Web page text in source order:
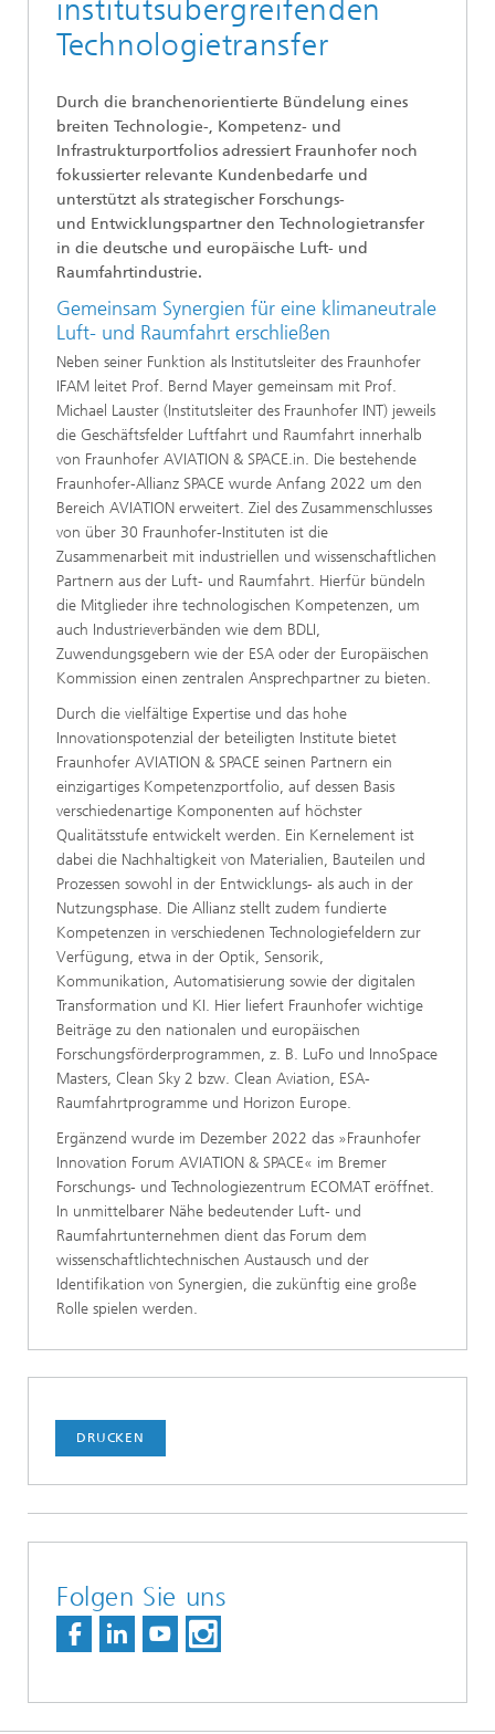
institutsübergreifenden
Technologietransfer
Durch die branchenorientierte Bündelung eines
breiten Technologie-, Kompetenz- und
Infrastrukturportfolios adressiert Fraunhofer noch
fokussierter relevante Kundenbedarfe und
unterstützt als strategischer Forschungs-
und Entwicklungspartner den Technologietransfer
in die deutsche und europäische Luft- und
Raumfahrtindustrie.
Gemeinsam Synergien für eine klimaneutrale
Luft- und Raumfahrt erschließen
Neben seiner Funktion als Institutsleiter des Fraunhofer
IFAM leitet Prof. Bernd Mayer gemeinsam mit Prof.
Michael Lauster (Institutsleiter des Fraunhofer INT) jeweils
die Geschäftsfelder Luftfahrt und Raumfahrt innerhalb
von Fraunhofer AVIATION & SPACE.in. Die bestehende
Fraunhofer-Allianz SPACE wurde Anfang 2022 um den
Bereich AVIATION erweitert. Ziel des Zusammenschlusses
von über 30 Fraunhofer-Instituten ist die
Zusammenarbeit mit industriellen und wissenschaftlichen
Partnern aus der Luft- und Raumfahrt. Hierfür bündeln
die Mitglieder ihre technologischen Kompetenzen, um
auch Industrieverbänden wie dem BDLI,
Zuwendungsgebern wie der ESA oder der Europäischen
Kommission einen zentralen Ansprechpartner zu bieten.
Durch die vielfältige Expertise und das hohe
Innovationspotenzial der beteiligten Institute bietet
Fraunhofer AVIATION & SPACE seinen Partnern ein
einzigartiges Kompetenzportfolio, auf dessen Basis
verschiedenartige Komponenten auf höchster
Qualitätsstufe entwickelt werden. Ein Kernelement ist
dabei die Nachhaltigkeit von Materialien, Bauteilen und
Prozessen sowohl in der Entwicklungs- als auch in der
Nutzungsphase. Die Allianz stellt zudem fundierte
Kompetenzen in verschiedenen Technologiefeldern zur
Verfügung, etwa in der Optik, Sensorik,
Kommunikation, Automatisierung sowie der digitalen
Transformation und KI. Hier liefert Fraunhofer wichtige
Beiträge zu den nationalen und europäischen
Forschungsförderprogrammen, z. B. LuFo und InnoSpace
Masters, Clean Sky 2 bzw. Clean Aviation, ESA-
Raumfahrtprogramme und Horizon Europe.
Ergänzend wurde im Dezember 2022 das »Fraunhofer
Innovation Forum AVIATION & SPACE« im Bremer
Forschungs- und Technologiezentrum ECOMAT eröffnet.
In unmittelbarer Nähe bedeutender Luft- und
Raumfahrtunternehmen dient das Forum dem
wissenschaftlichtechnischen Austausch und der
Identifikation von Synergien, die zukünftig eine große
Rolle spielen werden.
DRUCKEN
Folgen Sie uns